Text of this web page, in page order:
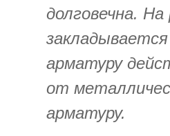
долговечна.
арматуру
от
арматуру.